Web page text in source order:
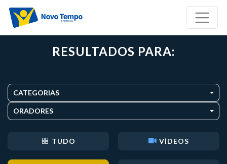
RESULTADOS PARA:
CATEGORIAS
ORADORES
TUDO VÍDEOS